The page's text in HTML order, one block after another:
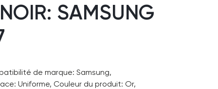
SAMSUNG
de marque: Samsung,
Uniforme, Couleur du produit: Or,